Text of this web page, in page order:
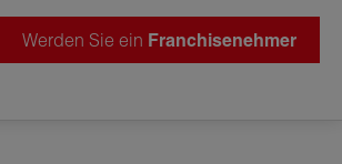
Werden Sie ein Franchisenehmer